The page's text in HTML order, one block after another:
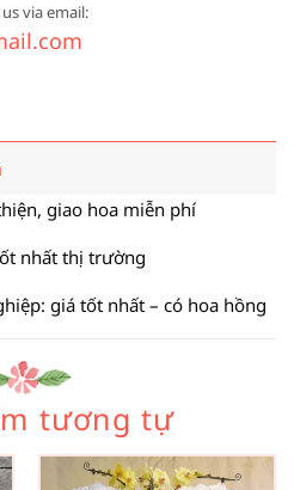
via email:
giao hoa miễn phí
nhất thị trường
giá tốt nhất – có hoa hồng
tương tự